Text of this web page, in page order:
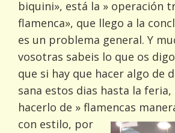
biquini», está la » operación
flamenca», que llego a la
es un problema general. Y
vosotras sabeis lo que os
que si hay que hacer algo de
sana estos dias hasta la
hacerlo de » flamencas
con estilo, por